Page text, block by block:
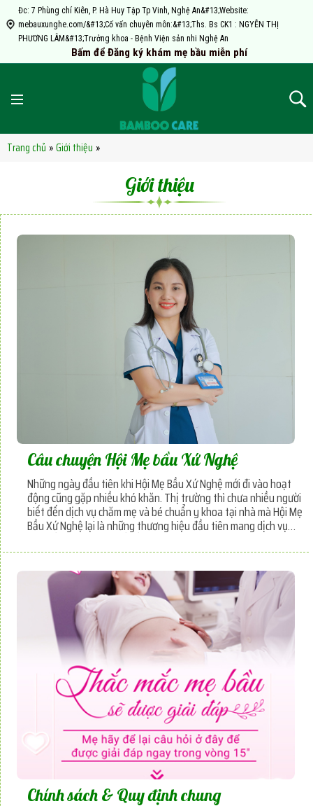
Đc: 7 Phùng chí Kiên, P. Hà Huy Tập Tp Vinh, Nghệ An&#13;Website:
mebauxunghe.com/&#13;Cố vấn chuyên môn:&#13;Ths. Bs CK1 : NGYỄN THỊ
PHƯƠNG LÂM&#13;Trưởng khoa - Bệnh Viện sản nhi Nghệ An
Bấm để Đăng ký khám mẹ bầu miễn phí
Trang chủ » Giới thiệu »
Giới thiệu
Câu chuyện Hội Mẹ bầu Xứ Nghệ
Những ngày đầu tiên khi Hội Mẹ Bầu Xứ Nghệ mới đi vào hoạt
động cũng gặp nhiều khó khăn. Thị trường thì chưa nhiều người
biết đến dịch vụ chăm mẹ và bé chuẩn y khoa tại nhà mà Hội Mẹ
Bầu Xứ Nghệ lại là những thương hiệu đầu tiên mang dịch vụ
này đến với Thành phố Hồ Chí Minh. Cũng phải trải qua bao
nhiêu khó khăn, cũng phải đóng cửa một chi nhánh nhưng đến
cuối cùng vẫn có thể .. .
Chính sách & Quy định chung